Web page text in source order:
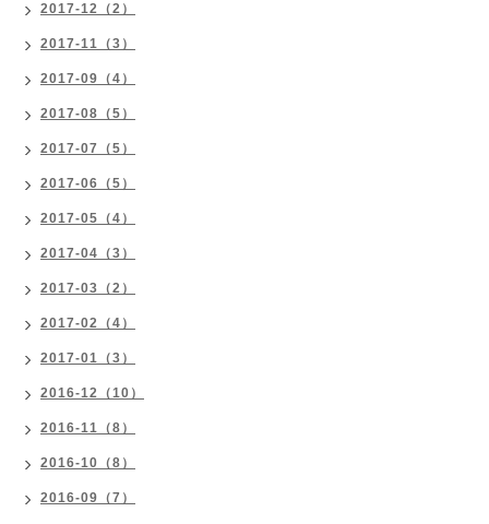
2017-12（2）
2017-11（3）
2017-09（4）
2017-08（5）
2017-07（5）
2017-06（5）
2017-05（4）
2017-04（3）
2017-03（2）
2017-02（4）
2017-01（3）
2016-12（10）
2016-11（8）
2016-10（8）
2016-09（7）